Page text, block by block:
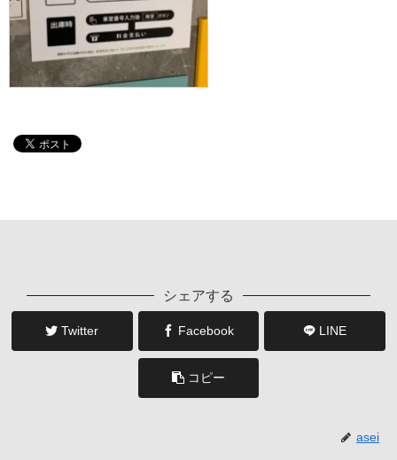
シェアする
Twitter Facebook LINE
コピー
asei